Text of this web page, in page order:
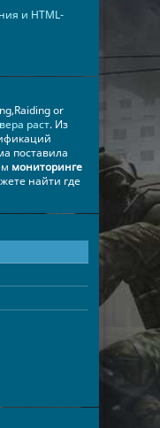
и HTML-
or
раст. Из
поставила
мониторинге
найти где
Время
11:03:48
35:16:26